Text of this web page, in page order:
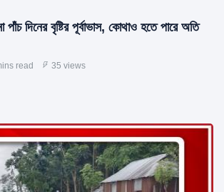
পাঁচ দিনের বৃষ্টির পূর্বাভাস, কোথাও হতে পারে অতি
read 35 views